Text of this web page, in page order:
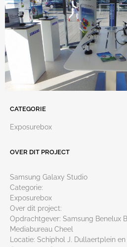
CATEGORIE
Exposurebox
OVER DIT PROJECT
Samsung Galaxy Studio
Categorie:
Exposurebox
Over dit project:
Opdrachtgever: Samsung Benelux
Mediabureau Cheel
Locatie: Schiphol J. Dullaertplein